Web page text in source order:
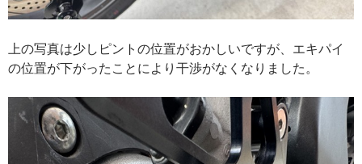
上の写真は少しピントの位置がおかしいですが、エキパイ
の位置が下がったことにより干渉がなくなりました。